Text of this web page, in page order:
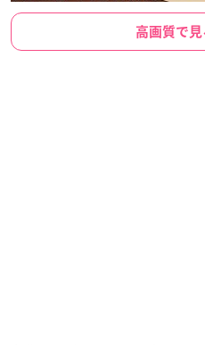
高画質で